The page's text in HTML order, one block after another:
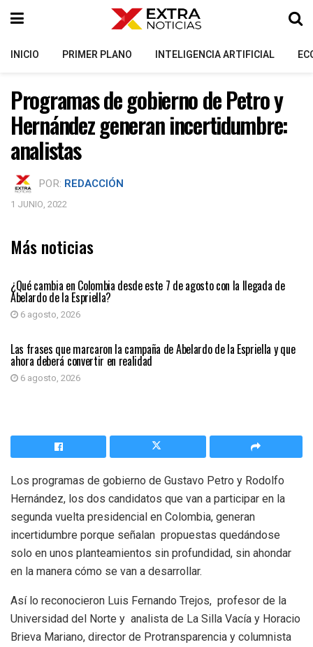
INICIO PRIMER PLANO INTELIGENCIA ARTIFICIAL
Programas de gobierno de Petro y
Hernández generan incertidumbre:
analistas
POR: REDACCIÓN
1 JUNIO, 2022
Más noticias
¿Qué cambia en Colombia desde este 7 de agosto con la llegada de
Abelardo de la Espriella?
6 agosto, 2026
PRIMER PLANO
Las frases que marcaron la campaña de Abelardo de la Espriella y que
ahora deberá convertir en realidad
6 agosto, 2026
Los programas de gobierno de Gustavo Petro y Rodolfo
Hernández, los dos candidatos que van a participar en la
segunda vuelta presidencial en Colombia, generan
incertidumbre porque señalan propuestas quedándose
solo en unos planteamientos sin profundidad, sin ahondar
en la manera cómo se van a desarrollar.
Así lo reconocieron Luis Fernando Trejos, profesor de la
Universidad del Norte y analista de La Silla Vacía y Horacio
Brieva Mariano, director de Protransparencia y columnista